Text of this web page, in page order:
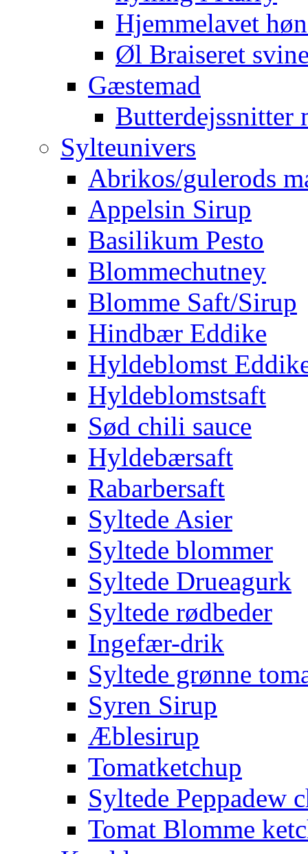
Hjemmelavet
Øl Braiseret
Gæstemad
Butterdejssnitter
Sylteunivers
Abrikos/gulerods
Appelsin Sirup
Basilikum Pesto
Blommechutney
Blomme Saft/Sirup
Hindbær Eddike
Hyldeblomst
Hyldeblomstsaft
Sød chili sauce
Hyldebærsaft
Rabarbersaft
Syltede Asier
Syltede blommer
Syltede Drueagurk
Syltede rødbeder
Ingefær-drik
Syltede grønne
Syren Sirup
Æblesirup
Tomatketchup
Syltede Peppadew
Tomat Blomme